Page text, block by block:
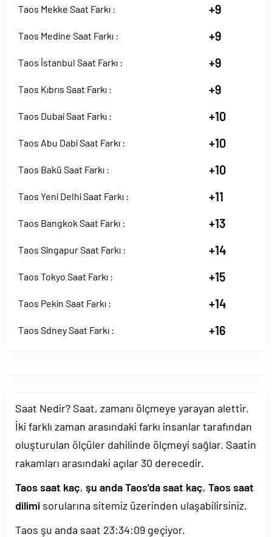
Taos Mekke Saat Farkı : +9
Taos Medine Saat Farkı : +9
Taos İstanbul Saat Farkı : +9
Taos Kıbrıs Saat Farkı : +9
Taos Dubai Saat Farkı : +10
Taos Abu Dabi Saat Farkı : +10
Taos Bakü Saat Farkı : +10
Taos Yeni Delhi Saat Farkı : +11
Taos Bangkok Saat Farkı : +13
Taos Singapur Saat Farkı : +14
Taos Tokyo Saat Farkı : +15
Taos Pekin Saat Farkı : +14
Taos Sdney Saat Farkı : +16
Saat Nedir? Saat, zamanı ölçmeye yarayan alettir.
İki farklı zaman arasındaki farkı insanlar tarafından
oluşturulan ölçüler dahilinde ölçmeyi sağlar. Saatin
rakamları arasındaki açılar 30 derecedir.
Taos saat kaç, şu anda Taos'da saat kaç, Taos saat
dilimi sorularına sitemiz üzerinden ulaşabilirsiniz.
Taos şu anda saat 23:34:09 geçiyor.